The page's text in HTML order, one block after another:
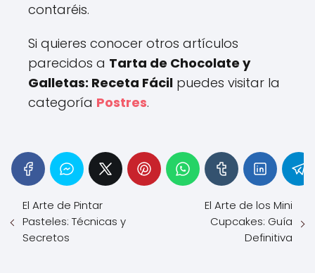
contaréis.
Si quieres conocer otros artículos
parecidos a Tarta de Chocolate y
Galletas: Receta Fácil puedes visitar la
categoría Postres.
El Arte de Pintar
Pasteles: Técnicas y
Secretos
El Arte de los Mini
Cupcakes: Guía
Definitiva